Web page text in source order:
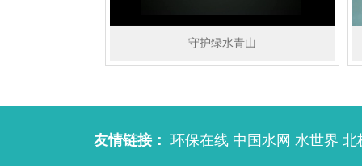
守护绿水青山
友情链接： 环保在线 中国水网 水世界 北